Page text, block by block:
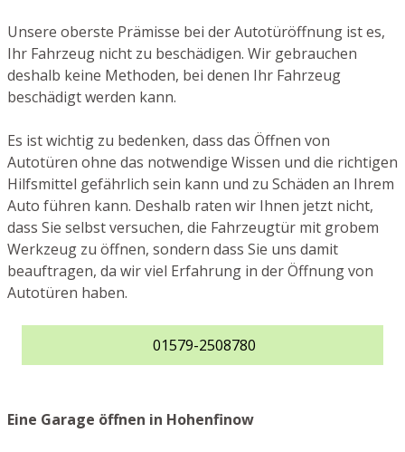
Unsere oberste Prämisse bei der Autotüröffnung ist es,
Ihr Fahrzeug nicht zu beschädigen. Wir gebrauchen
deshalb keine Methoden, bei denen Ihr Fahrzeug
beschädigt werden kann.
Es ist wichtig zu bedenken, dass das Öffnen von
Autotüren ohne das notwendige Wissen und die richtigen
Hilfsmittel gefährlich sein kann und zu Schäden an Ihrem
Auto führen kann. Deshalb raten wir Ihnen jetzt nicht,
dass Sie selbst versuchen, die Fahrzeugtür mit grobem
Werkzeug zu öffnen, sondern dass Sie uns damit
beauftragen, da wir viel Erfahrung in der Öffnung von
Autotüren haben.
01579-2508780
Eine Garage öffnen in Hohenfinow